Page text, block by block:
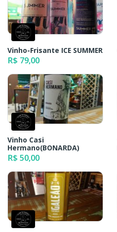
Vinho-Frisante ICE SUMMER
R$ 79,00
Vinho Casi
Hermano(BONARDA)
R$ 50,00